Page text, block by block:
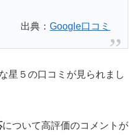
出典：Google口コミ
星５の口コミが見られまし
について高評価のコメントが